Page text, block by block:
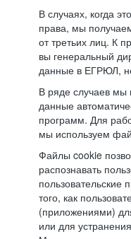
В случаях, когда
права, мы
от третьих лиц. К
вы генеральный
данные в ЕГРЮЛ,
В ряде случаев
данные
программ. Для
мы используем
Файлы cookie
распознавать
пользовательские
того, как
(приложениями)
или для